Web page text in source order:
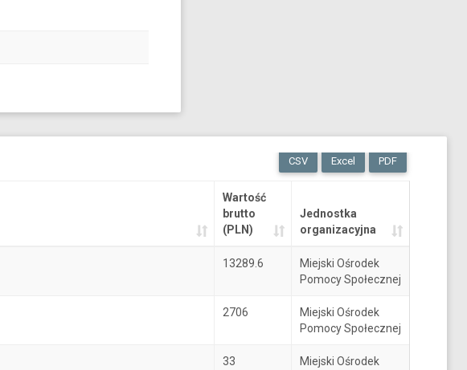
CSV Excel PDF
Wartość
brutto
(PLN)
Jednostka
organizacyjna
13289.6
Miejski Ośrodek
Pomocy Społecznej
2706
Miejski Ośrodek
Pomocy Społecznej
33
Miejski Ośrodek